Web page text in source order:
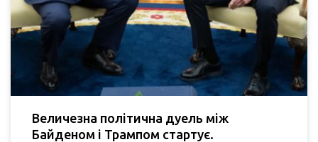
Величезна політична дуель між
Байденом і Трампом стартує.